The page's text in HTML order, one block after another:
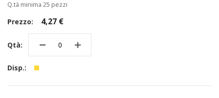
Q.tà minima 25 pezzi
4,27 €